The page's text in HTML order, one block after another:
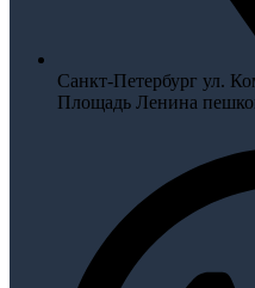
Санкт-Петербург ул.
Площадь Ленина